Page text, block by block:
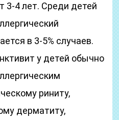
3-4 лет. Среди детей
в 3-5% случаев.
у детей обычно
риниту,
дерматиту,